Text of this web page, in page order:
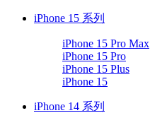
iPhone 15 系列
iPhone 15 Pro Max
iPhone 15 Pro
iPhone 15 Plus
iPhone 15
iPhone 14 系列